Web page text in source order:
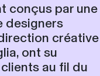
conçus par une
designers
créative
ont su
au fil du